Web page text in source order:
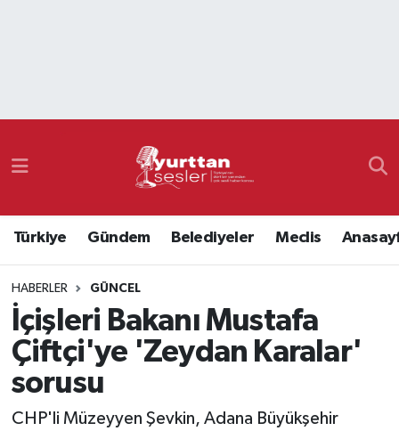
Türkiye Gündem Belediyeler Meclis
HABERLER GÜNCEL
İçişleri Bakanı Mustafa
Çiftçi'ye 'Zeydan Karalar'
sorusu
CHP'li Müzeyyen Şevkin, Adana Büyükşehir
Namaz Vakitleri
Süper Lig Puan Durumu ve Fikstür
Tüm Manşetler
Son Dakika Haberleri
Haber Arşivi